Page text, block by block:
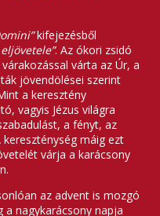
kifejezésből
. Az ókori zsidó
várta az Úr, a
jövendölései szerint
a keresztény
vagyis Jézus világra
a fényt, az
máig ezt
várja a karácsony
az advent is mozgó
a nagykarácsony napja